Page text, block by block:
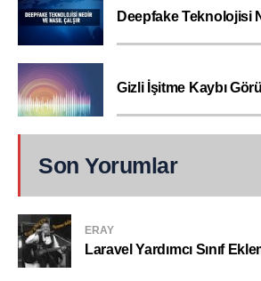
Deepfake Teknolojisi
Gizli İşitme Kaybı
Son Yorumlar
ERAY
Laravel Yardımcı Sınıf